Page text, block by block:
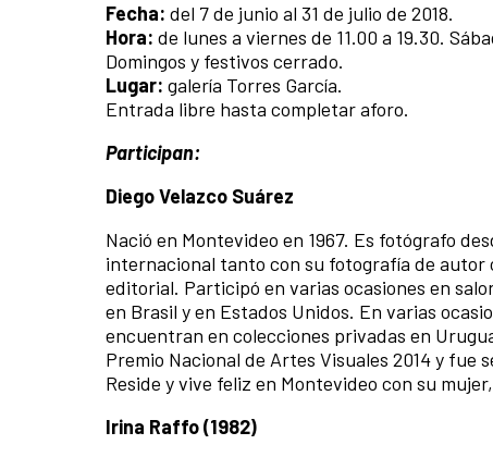
Fecha: del 7 de junio al 31 de julio de 2018.
Hora: de lunes a viernes de 11.00 a 19.30.
Domingos y festivos cerrado.
Lugar: galería Torres García.
Entrada libre hasta completar aforo.
Participan:
Diego Velazco Suárez
Nació en Montevideo en 1967. Es fotógrafo
internacional tanto con su fotografía de
editorial. Participó en varias ocasiones en
en Brasil y en Estados Unidos. En varias
encuentran en colecciones privadas en
Premio Nacional de Artes Visuales 2014 y fue
Reside y vive feliz en Montevideo con su
Irina Raffo (1982)